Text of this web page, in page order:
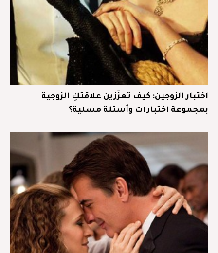
اختبار الزوجين: كيف تعزّزين علاقتكِ الزوجية
بمجموعة اختبارات وأسئلة مسلية؟